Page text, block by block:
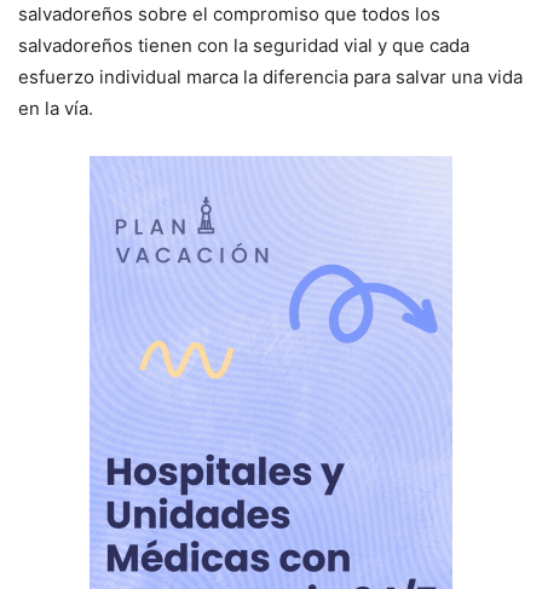
salvadoreños sobre el compromiso que todos los
salvadoreños tienen con la seguridad vial y que cada
esfuerzo individual marca la diferencia para salvar una vida
en la vía.